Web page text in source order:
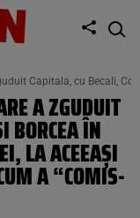
Capitala, cu Becali,
A ZGUDUIT
BORCEA ÎN
LA ACEEAȘI
A “COMIS-